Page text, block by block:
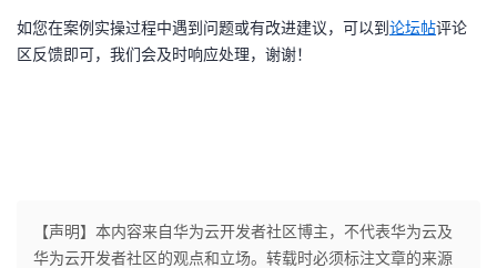
如您在案例实操过程中遇到问题或有改进建议，可以到论坛帖评论
区反馈即可，我们会及时响应处理，谢谢！
【声明】本内容来自华为云开发者社区博主，不代表华为云及
华为云开发者社区的观点和立场。转载时必须标注文章的来源